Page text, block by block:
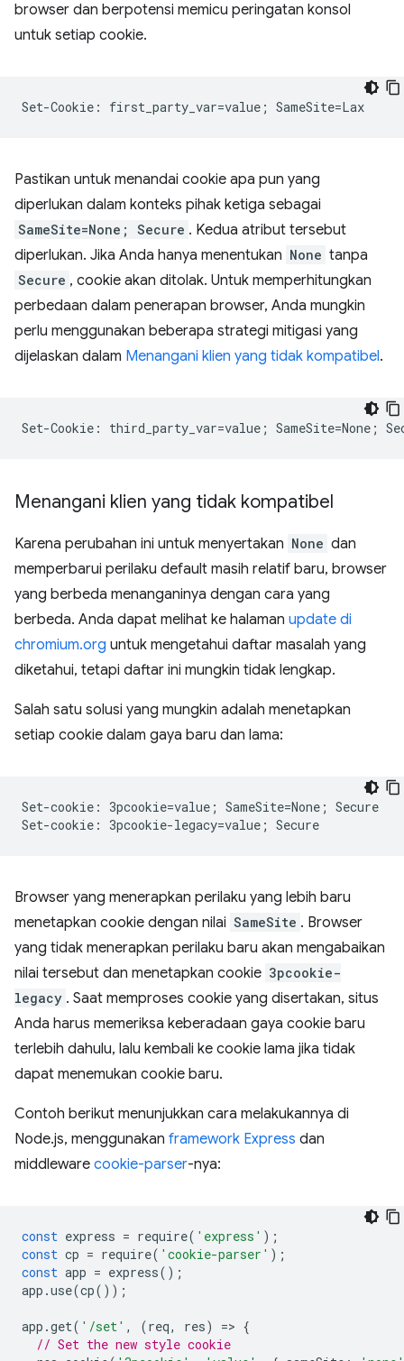
browser dan berpotensi memicu peringatan konsol
untuk setiap cookie.
Pastikan untuk menandai cookie apa pun yang
diperlukan dalam konteks pihak ketiga sebagai
SameSite=None; Secure . Kedua atribut tersebut
diperlukan. Jika Anda hanya menentukan None tanpa
Secure , cookie akan ditolak. Untuk memperhitungkan
perbedaan dalam penerapan browser, Anda mungkin
perlu menggunakan beberapa strategi mitigasi yang
dijelaskan dalam Menangani klien yang tidak kompatibel.
Menangani klien yang tidak kompatibel
Karena perubahan ini untuk menyertakan None dan
memperbarui perilaku default masih relatif baru, browser
yang berbeda menanganinya dengan cara yang
berbeda. Anda dapat melihat ke halaman update di
chromium.org untuk mengetahui daftar masalah yang
diketahui, tetapi daftar ini mungkin tidak lengkap.
Salah satu solusi yang mungkin adalah menetapkan
setiap cookie dalam gaya baru dan lama:
Set-cookie: 3pcookie=value; SameSite=None; Secure
Browser yang menerapkan perilaku yang lebih baru
menetapkan cookie dengan nilai SameSite . Browser
yang tidak menerapkan perilaku baru akan mengabaikan
nilai tersebut dan menetapkan cookie 3pcookie-
legacy . Saat memproses cookie yang disertakan, situs
Anda harus memeriksa keberadaan gaya cookie baru
terlebih dahulu, lalu kembali ke cookie lama jika tidak
dapat menemukan cookie baru.
Contoh berikut menunjukkan cara melakukannya di
Node.js, menggunakan framework Express dan
middleware cookie-parser-nya:
const express = require( 'express' );
const cp = require( 'cookie-parser' );
const app = express();
app .use(cp());
app .get( '/set' , (req, res) => {
// Set the new style cookie